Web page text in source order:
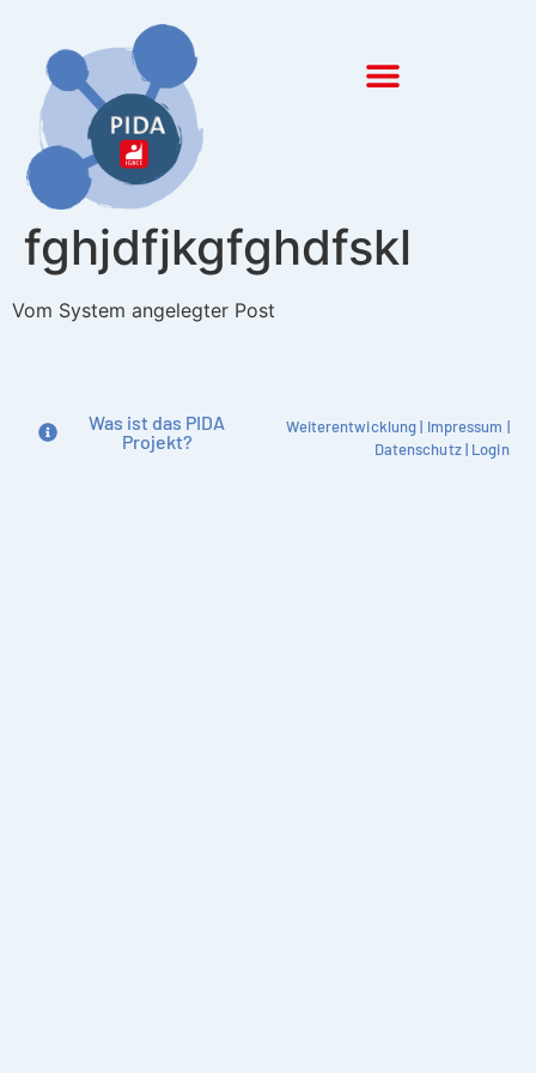
fghjdfjkgfghdfskl
Vom System angelegter Post
Was ist das PIDA
Projekt?
Weiterentwicklung| Impressum |
Datenschutz| Login